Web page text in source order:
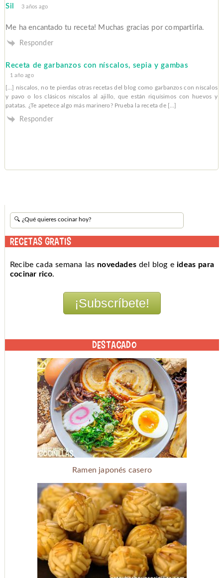
Sil 3 años ago
Me ha encantado tu receta! Muchas gracias por compartirla.
Responder
Receta de garbanzos con níscalos, sepia y gambas
1 año ago
[…] níscalos, no te pierdas otras recetas del blog como garbanzos con níscalos
y pavo o los clásicos níscalos al ajillo, que están riquísimos con huevos y
patatas. ¿Te apetece algo más marinero? Prueba la receta de […]
Responder
RECETAS GRATIS
Recibe cada semana las novedades del blog eideas para
cocinar rico.
DESTACADO
Ramen japonés casero